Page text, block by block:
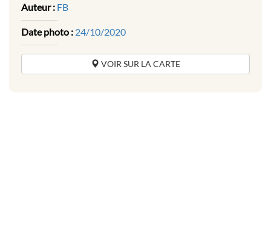
Auteur : FB
Date photo : 24/10/2020
VOIR SUR LA CARTE